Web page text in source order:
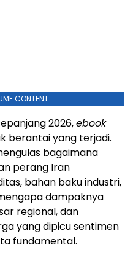
CONTENT
2026,ebook
berantai yang terjadi.
bagaimana
perang Iran
bahan baku industri,
dampaknya
regional, dan
yang dipicu sentimen
fundamental.